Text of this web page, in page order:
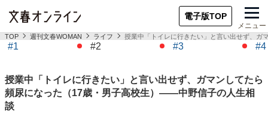
電子版TOP
メニュー
TOP 週刊文春WOMAN ライフ 授業中「トイレに行きたい」と言い出せず、
#1 #2 #3 #4
授業中「トイレに行きたい」と言い出せず、ガマンしてたら
頻尿になった（17歳・男子高校生）――中野信子の人生相
談